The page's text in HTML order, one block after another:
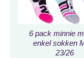
6 pack minnie
enkel sokken
23/26